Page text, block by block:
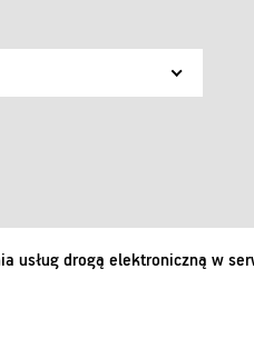
usług drogą elektroniczną w